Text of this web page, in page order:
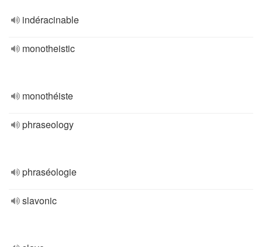
indéracinable
monotheistic
monothéiste
phraseology
phraséologie
slavonic